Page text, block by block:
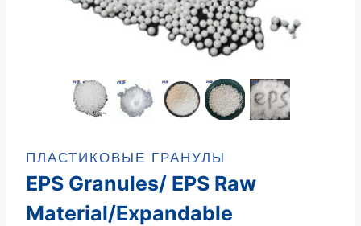
ПЛАСТИКОВЫЕ ГРАНУЛЫ
EPS Granules/ EPS Raw
Material/Expandable